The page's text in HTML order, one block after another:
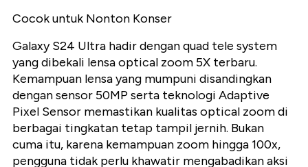
Cocok untuk Nonton Konser
Galaxy S24 Ultra hadir dengan quad tele system
yang dibekali lensa optical zoom 5X terbaru.
Kemampuan lensa yang mumpuni disandingkan
dengan sensor 50MP serta teknologi Adaptive
Pixel Sensor memastikan kualitas optical zoom di
berbagai tingkatan tetap tampil jernih. Bukan
cuma itu, karena kemampuan zoom hingga 100x,
pengguna tidak perlu khawatir mengabadikan aksi